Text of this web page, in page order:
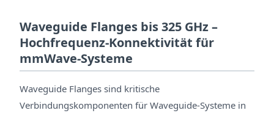
Waveguide Flanges bis 325 GHz –
Hochfrequenz-Konnektivität für
mmWave-Systeme
Waveguide Flanges sind kritische
Verbindungskomponenten für Waveguide-Systeme in